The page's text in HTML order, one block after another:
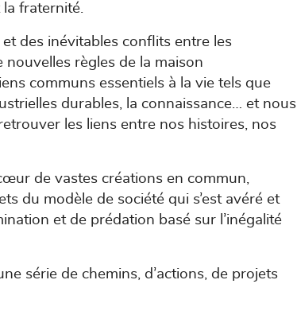
la fraternité.
des inévitables conflits entre les
règles de la maison
communs essentiels à la vie tels que
durables, la connaissance… et nous
les liens entre nos histoires, nos
de vastes créations en commun,
du modèle de société qui s’est avéré et
et de prédation basé sur l’inégalité
série de chemins, d’actions, de projets